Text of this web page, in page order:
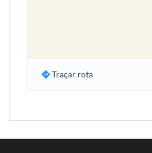
Traçar rota